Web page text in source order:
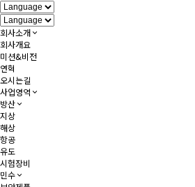
회사소개
회사개요
미션&비전
연혁
오시는길
사업영역
방산
지상
해상
항공
유도
시험장비
민수